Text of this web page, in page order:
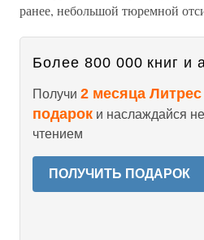
ранее, небольшой тюремной
Более 800 000 книг и
Получи 2 месяца
подарок и наслаждайся
чтением
ПОЛУЧИТЬ ПОДАРОК